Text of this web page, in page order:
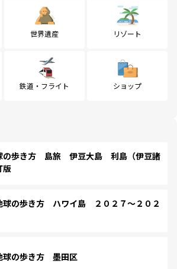
世界遺産 リゾート
鉄道・フライト ショップ
の歩き方 島旅 伊豆大島 利島（伊豆諸
の歩き方 ハワイ島 ２０２７～２０２
の歩き方 墨田区